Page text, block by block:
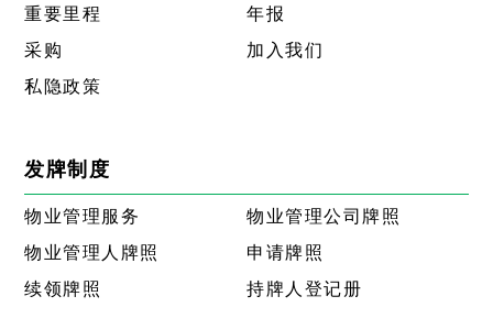
重要里程
年报
采购
加入我们
私隐政策
发牌制度
物业管理服务
物业管理公司牌照
物业管理人牌照
申请牌照
续领牌照
持牌人登记册